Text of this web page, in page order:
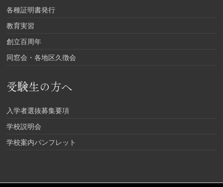
各種証明書発行
教育実習
創立百周年
同窓会・各地区久徴会
受験生の方へ
入学者選抜募集要項
学校説明会
学校案内パンフレット